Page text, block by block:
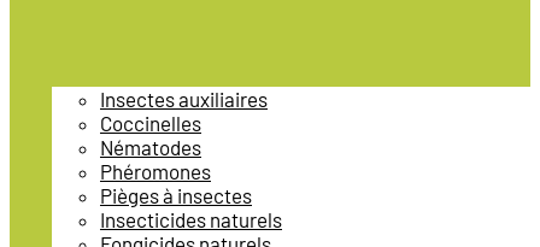
Insectes auxiliaires
Coccinelles
Nématodes
Phéromones
Pièges à insectes
Insecticides naturels